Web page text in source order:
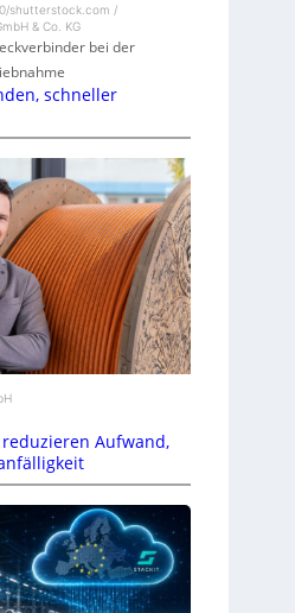
shutterstock.com /
& Co. KG
bei der
schneller
Aufwand,